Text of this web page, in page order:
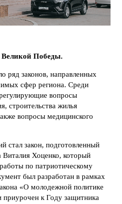
Победы.
ряд законов, направленных
сфер региона. Среди
вопросы
строительства жилья
вопросы медицинского
стал закон, подготовленный
Виталия Хоценко, который
по патриотическому
был разработан в рамках
«О молодежной политике
приурочен к Году защитника